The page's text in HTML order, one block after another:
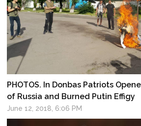
PHOTOS. In Donbas Patriots
of Russia and Burned Putin Effigy
June 12, 2018, 6:06 PM